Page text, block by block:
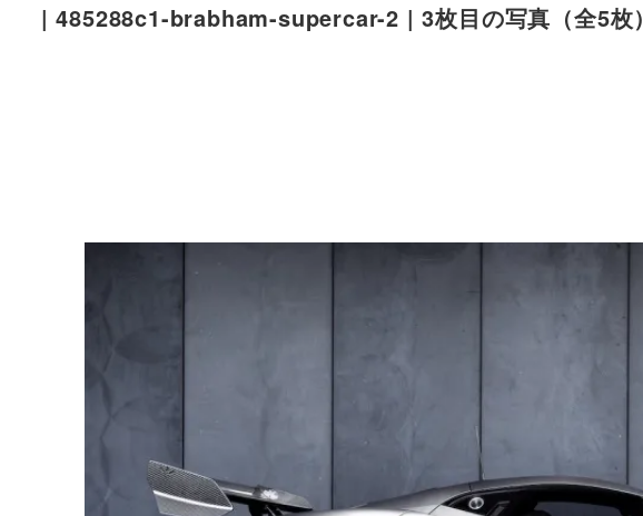
| 485288c1-brabham-supercar-2 | 3枚目の写真（全5枚）